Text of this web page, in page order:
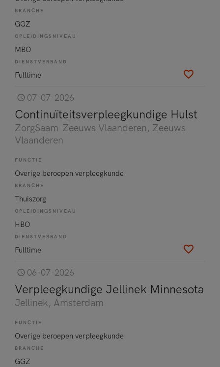
BRANCHE
GGZ
OPLEIDINGSNIVEAU
MBO
DIENSTVERBAND
Fulltime
07-07-2026
Continuïteitsverpleegkundige Hulst
ZorgSaam-Zeeuws Vlaanderen, Zeeuws
Vlaanderen
FUNCTIE
Overige beroepen verpleegkunde
BRANCHE
Thuiszorg
OPLEIDINGSNIVEAU
HBO
DIENSTVERBAND
Fulltime
06-07-2026
Verpleegkundige Jellinek Minnesota
Jellinek, Amsterdam
FUNCTIE
Overige beroepen verpleegkunde
BRANCHE
GGZ